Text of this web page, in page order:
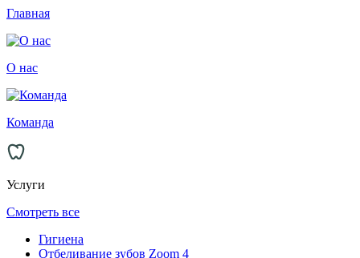
Главная
О нас
Команда
Услуги
Смотреть все
Гигиена
Отбеливание зубов Zoom 4